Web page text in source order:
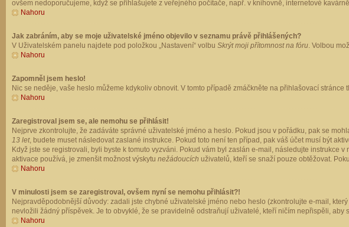
ovšem nedoporučujeme, když se přihlašujete z veřejného počítače, např. v knihovně, internetové
Nahoru
Jak zabráním, aby se moje uživatelské jméno objevilo v seznamu právě přihlášených?
V Uživatelském panelu najdete pod položkou „Nastavení“ volbu Skrýt moji přítomnost na fóru. Volbou
Nahoru
Zapomněl jsem heslo!
Nic se neděje, vaše heslo můžeme kdykoliv obnovit. V tomto případě zmáčkněte na přihlašovací stránce
Nahoru
Zaregistroval jsem se, ale nemohu se přihlásit!
Nejprve zkontrolujte, že zadáváte správné uživatelské jméno a heslo. Pokud jsou v pořádku, pak se
13 let, budete muset následovat zaslané instrukce. Pokud toto není ten případ, pak váš účet musí být
Když jste se registrovali, byli byste k tomuto vyzváni. Pokud vám byl zaslán e-mail, následujte
aktivace používá, je zmenšit možnost výskytu nežádoucích uživatelů, kteří se snaží pouze obtěžovat.
Nahoru
V minulosti jsem se zaregistroval, ovšem nyní se nemohu přihlásit?!
Nejpravděpodobnější důvody: zadali jste chybné uživatelské jméno nebo heslo (zkontrolujte e-mail,
nevložili žádný příspěvek. Je to obvyklé, že se pravidelně odstraňují uživatelé, kteří ničím nepřispěli,
Nahoru